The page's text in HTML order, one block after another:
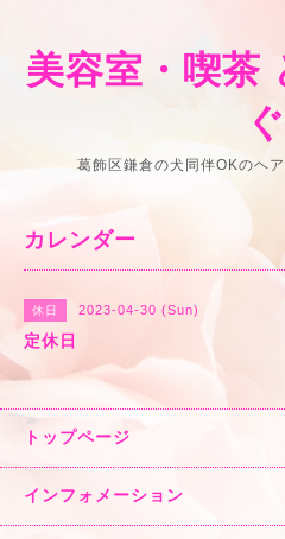
美容室・喫茶
ぐ
葛飾区鎌倉の犬同伴OKのヘ
カレンダー
休日 2023-04-30 (Sun)
定休日
トップページ
インフォメーション